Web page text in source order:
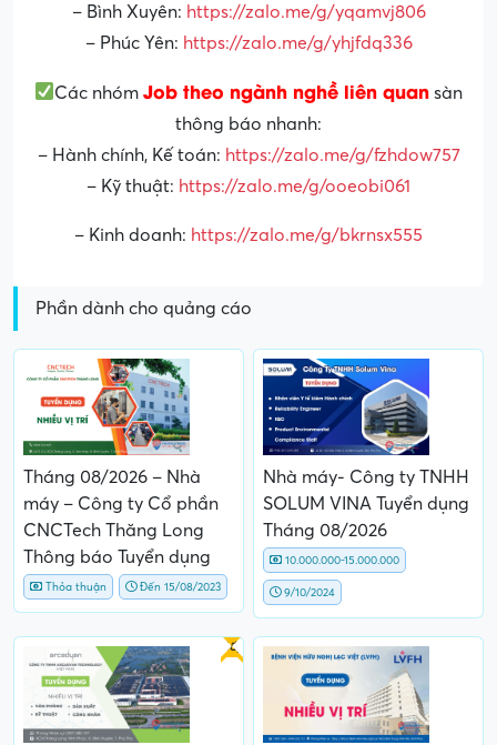
– Bình Xuyên: https://zalo.me/g/yqamvj806
– Phúc Yên: https://zalo.me/g/yhjfdq336
Các nhómJob theo ngành nghề liên quan sàn
thông báo nhanh:
– Hành chính, Kế toán: https://zalo.me/g/fzhdow757
– Kỹ thuật: https://zalo.me/g/ooeobi061
– Kinh doanh: https://zalo.me/g/bkrnsx555
Phần dành cho quảng cáo
Tháng 08/2026 – Nhà
máy – Công ty Cổ phần
CNCTech Thăng Long
Thông báo Tuyển dụng
Thỏa thuận Đến 15/08/2023
Nhà máy- Công ty TNHH
SOLUM VINA Tuyển dụng
Tháng 08/2026
10.000.000-15.000.000
9/10/2024
Gấp